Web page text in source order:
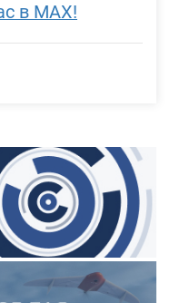
в MAX!